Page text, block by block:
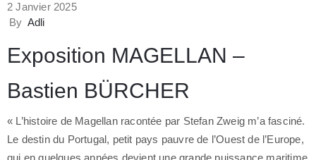
2 Janvier 2025
By Adli
Exposition MAGELLAN –
Bastien BÜRCHER
« L’histoire de Magellan racontée par Stefan Zweig m’a fasciné.
Le destin du Portugal, petit pays pauvre de l’Ouest de l’Europe,